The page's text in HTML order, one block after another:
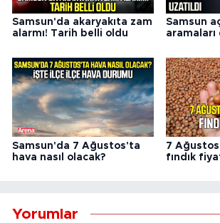
Samsun'da akaryakıta zam
alarmı! Tarih belli oldu
Samsun
aramaları
Samsun'da 7 Ağustos'ta
hava nasıl olacak?
7
fındık
Yorumlar